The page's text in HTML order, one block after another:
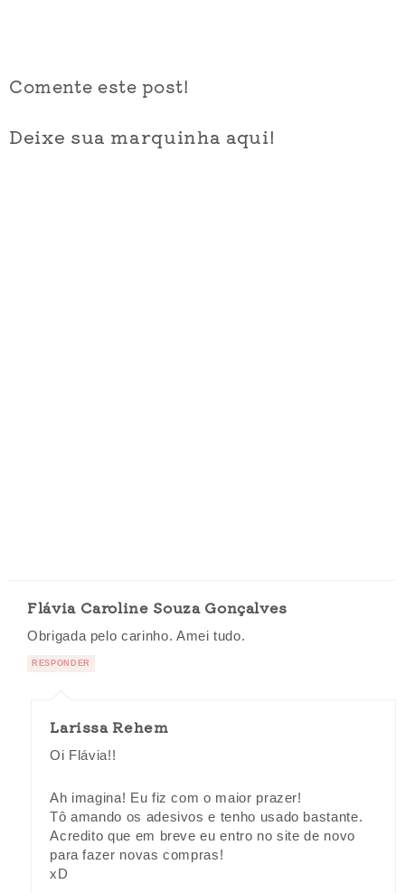
Comente este post!
Deixe sua marquinha aqui!
Flávia Caroline Souza Gonçalves
Obrigada pelo carinho. Amei tudo.
RESPONDER
Larissa Rehem
Oi Flávia!!
Ah imagina! Eu fiz com o maior prazer!
Tô amando os adesivos e tenho usado bastante.
Acredito que em breve eu entro no site de novo
para fazer novas compras!
xD